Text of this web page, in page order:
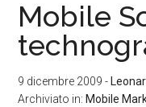
Mobile
9 dicembre 2009 -
Archiviato in: Mobile